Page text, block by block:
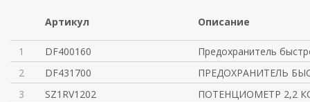
Артикул Описание
1 DF400160
Предохранитель
2
DF431700
ПРЕДОХРАНИТЕЛЬ
3
SZ1RV1202
ПОТЕНЦИОМЕТР 2,2